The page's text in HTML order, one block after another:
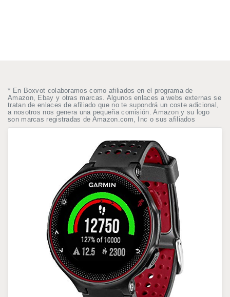
* En Boxvot colaboramos como afiliados en el programa de
Amazon, Ebay y otras marcas. Algunos enlaces a webs externas se
tratan de enlaces de afiliado que no te supondrá un coste adicional,
a nosotros nos genera una pequeña comisión. Amazon y su logo
son marcas registradas de Amazon.com, Inc o sus afiliados